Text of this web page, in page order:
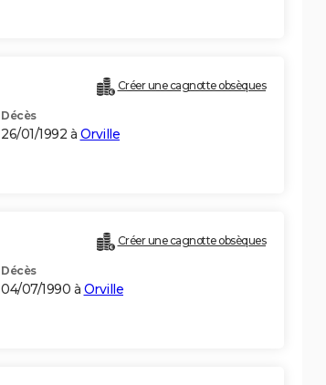
Créer une cagnotte obsèques
Décès
26/01/1992 à Orville
Créer une cagnotte obsèques
Décès
04/07/1990 à Orville